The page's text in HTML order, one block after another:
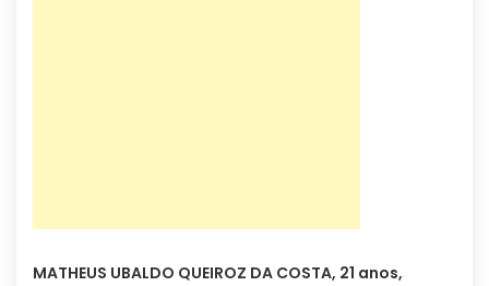
MATHEUS UBALDO QUEIROZ DA COSTA, 21 anos,